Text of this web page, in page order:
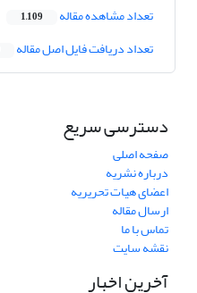
تعداد مشاهده مقاله 1,109
تعداد دریافت فایل اصل مقاله
دسترسی سریع
صفحه اصلی
درباره نشریه
اعضای هیات تحریریه
ارسال مقاله
تماس با ما
نقشه سایت
آخرین اخبار